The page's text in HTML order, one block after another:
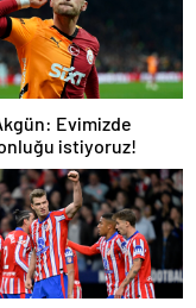
Evimizde
istiyoruz!